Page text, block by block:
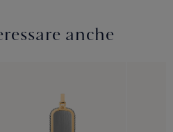
anche